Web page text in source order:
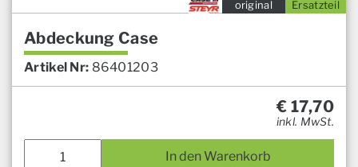
Ersatzteil
original
Abdeckung Case
Artikel Nr: 86401203
€ 17,70
inkl. MwSt.
In den Warenkorb